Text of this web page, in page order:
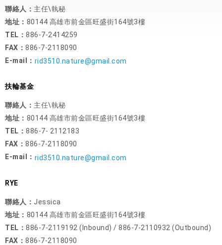
聯絡人： 主任\執秘
地址： 80144 高雄市前金區旺盛街164號3樓
TEL： 886-7-2414259
FAX： 886-7-2118090
E-mail： rid3510.nature@gmail.com
扶輪基金
聯絡人： 主任\執秘
地址： 80144 高雄市前金區旺盛街164號3樓
TEL： 886-7- 2112183
FAX： 886-7-2118090
E-mail： rid3510.nature@gmail.com
RYE
聯絡人： Jessica
地址： 80144 高雄市前金區旺盛街164號3樓
TEL： 886-7-2119192 (Inbound) / 886-7-2110932 (Outbound)
FAX： 886-7-2118090